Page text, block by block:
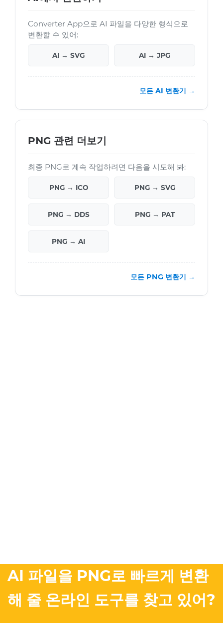
Converter App으로 AI 파일을 다양한 형식으로
변환할 수 있어:
AI → SVG AI → JPG
모든 AI 변환기 →
PNG 관련 더보기
최종 PNG로 계속 작업하려면 다음을 시도해 봐:
PNG → ICO PNG → SVG
PNG → DDS PNG → PAT
PNG → AI
모든 PNG 변환기 →
AI 파일을 PNG로 빠르게 변환
해 줄 온라인 도구를 찾고 있어?